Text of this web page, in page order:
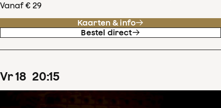
Vanaf € 29
Kaarten & info
Bestel direct
vr18 20:15